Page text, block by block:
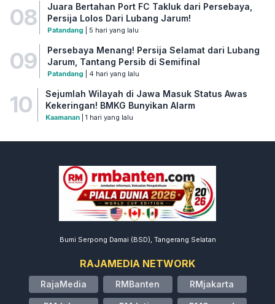
08
Juara Bertahan Port FC Takluk dari Persebaya,
Persija Lolos Dari Lubang Jarum!
Patandang | 5 hari yang lalu
09
Persebaya Menang! Persija Selamat dari Lubang
Jarum, Tantang Persib di Semifinal
Patandang | 4 hari yang lalu
10
Sejumlah Wilayah di Jawa Masuk Status Awas
Kekeringan! BMKG Bunyikan Alarm
Kaamanan| 1 hari yang lalu
Bumi Serpong Damai (BSD), Tangerang Selatan
RAJAMEDIA NETWORK
RajaMedia RMBanten RMjakarta